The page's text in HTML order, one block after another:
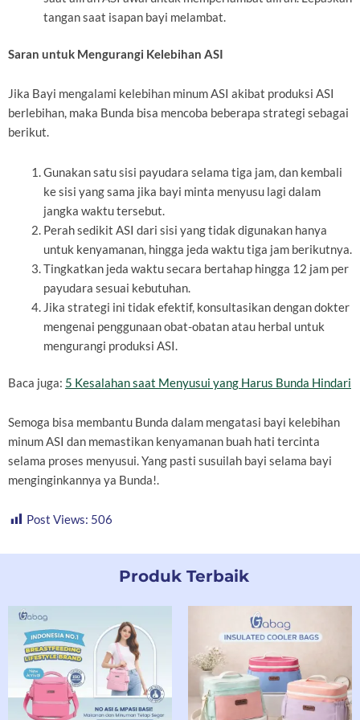
tangan saat isapan bayi melambat.
Saran untuk Mengurangi Kelebihan ASI
Jika Bayi mengalami kelebihan minum ASI akibat produksi ASI
berlebihan, maka Bunda bisa mencoba beberapa strategi sebagai
berikut.
Gunakan satu sisi payudara selama tiga jam, dan kembali
ke sisi yang sama jika bayi minta menyusu lagi dalam
jangka waktu tersebut.
Perah sedikit ASI dari sisi yang tidak digunakan hanya
untuk kenyamanan, hingga jeda waktu tiga jam berikutnya.
Tingkatkan jeda waktu secara bertahap hingga 12 jam per
payudara sesuai kebutuhan.
Jika strategi ini tidak efektif, konsultasikan dengan dokter
mengenai penggunaan obat-obatan atau herbal untuk
mengurangi produksi ASI.
Baca juga: 5 Kesalahan saat Menyusui yang Harus Bunda Hindari
Semoga bisa membantu Bunda dalam mengatasi bayi kelebihan
minum ASI dan memastikan kenyamanan buah hati tercinta
selama proses menyusui. Yang pasti susuilah bayi selama bayi
menginginkannya ya Bunda!.
Post Views: 506
Produk Terbaik